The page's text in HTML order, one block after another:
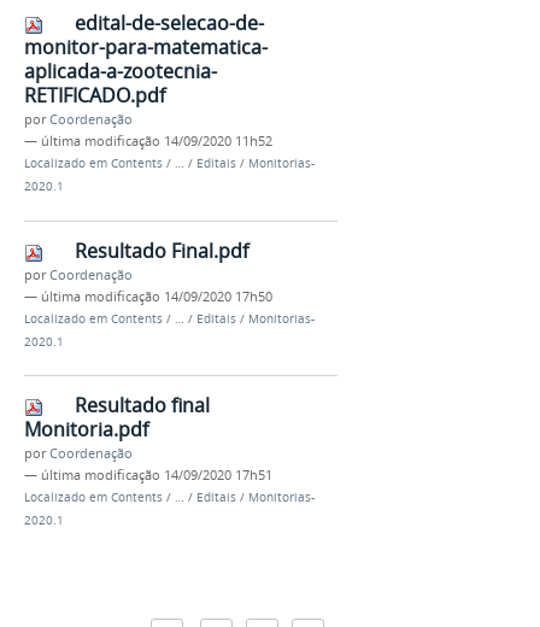
edital-de-selecao-de-
monitor-para-matematica-
aplicada-a-zootecnia-
RETIFICADO.pdf
porCoordenação
— última modificação 14/09/2020 11h52
Localizado em Contents / … / Editais / Monitorias-
2020.1
Resultado Final.pdf
porCoordenação
— última modificação 14/09/2020 17h50
Localizado em Contents / / Editais / Monitorias-
2020.1
Resultado final
Monitoria.pdf
porCoordenação
— última modificação 14/09/2020 17h51
Localizado em Contents / … / Editais / Monitorias-
2020.1